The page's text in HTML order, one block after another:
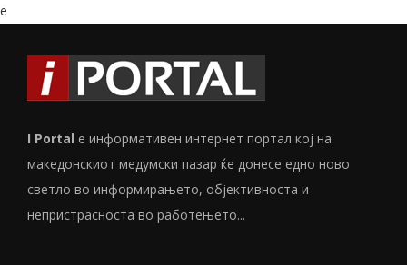
e
I Portal е информативен интернет портал кој на
македонскиот медумски пазар ќе донесе едно ново
светло во информирањето, објективноста и
непристрасноста во работењето...